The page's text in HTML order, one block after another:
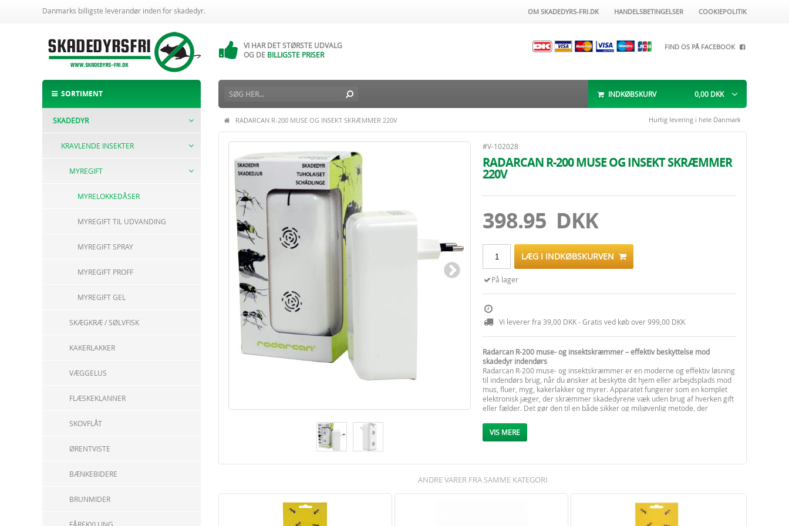
Danmarks billigste leverandør inden for skadedyr. OM SKADEDYRS-FRI.DK HANDELSBETINGELSER COOKIEPOLITIK
VI HAR DET STØRSTE UDVALG
OG DE BILLIGSTE PRISER
FIND OS PÅ FACEBOOK
SORTIMENT INDKØBSKURV 0,00 DKK
SKADEDYR
KRAVLENDE INSEKTER
MYREGIFT
MYRELOKKEDÅSER
MYREGIFT TIL UDVANDING
MYREGIFT SPRAY
MYREGIFT PROFF
MYREGIFT GEL
SKÆGKRÆ / SØLVFISK
KAKERLAKKER
VÆGGELUS
FLÆSKEKLANNER
SKOVFLÅT
ØRENTVISTE
BÆNKEBIDERE
BRUNMIDER
RADARCAN R-200 MUSE OG INSEKT SKRÆMMER 220V Hurtig levering i hele Danmark
#V-102028
RADARCAN R-200 MUSE OG INSEKT SKRÆMMER
220V
398.95 DKK
LÆG I INDKØBSKURVEN
På lager
Vi leverer fra 39,00 DKK - Gratis ved køb over 999,00 DKK
Radarcan R-200 muse- og insektskræmmer – effektiv beskyttelse mod
skadedyr indendørs
Radarcan R-200 muse- og insektskræmmer er en moderne og effektiv løsning
til indendørs brug, når du ønsker at beskytte dit hjem eller arbejdsplads mod
mus, fluer, myg, kakerlakker og myrer. Apparatet fungerer som en komplet
elektronisk jæger, der skræmmer skadedyrene væk uden brug af hverken gift
eller fælder. Det gør den til en både sikker og miljøvenlig metode, der
Denne insektskræmmer skal blot sættes i en stikkontakt i det rum, du vil
beskytte. Med en LED-indikator på toppen kan du tydeligt se, når apparatet er
montere apparatet 1–2 meter over gulvet og ikke direkte foran åbne døre
En vigtig fordel ved denne insektskræmmer er, at den giver ubegrænset
holdbarhed, og effekten forbedres ved kontinuerlig drift. Hvis der i starten
observeres en øget aktivitet af mus, myrer eller kakerlakker, skyldes det, at
skadedyrene forlader deres skjul og søger væk fra området. Det kan tage op
til tre ugers konstant brug, før resultatet er fuldt synligt.
VIS MERE
ANDRE VARER FRA SAMME KATEGORI